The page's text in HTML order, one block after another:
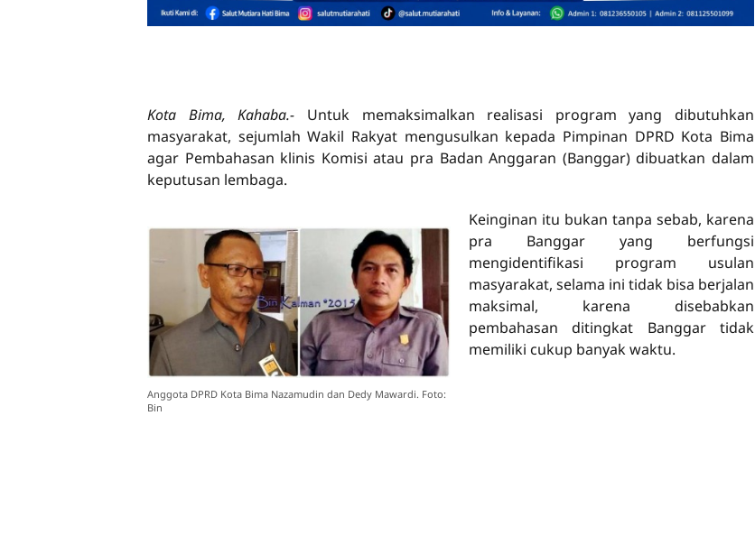
Kota Bima, Kahaba.- Untuk memaksimalkan realisasi program yang dibutuhkan
masyarakat, sejumlah Wakil Rakyat mengusulkan kepada Pimpinan DPRD Kota Bima
agar Pembahasan klinis Komisi atau pra Badan Anggaran (Banggar) dibuatkan dalam
keputusan lembaga.
Anggota DPRD Kota Bima Nazamudin dan Dedy Mawardi. Foto:
Bin
Keinginan itu bukan tanpa sebab, karena
pra Banggar yang berfungsi
mengidentifikasi program usulan
masyarakat, selama ini tidak bisa berjalan
maksimal, karena disebabkan
pembahasan ditingkat Banggar tidak
memiliki cukup banyak waktu.